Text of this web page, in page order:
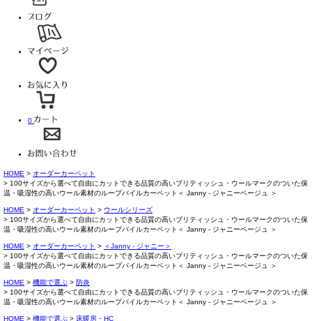
0
HOME
オーダーカーペット
100サイズから選べて自由にカットできる品質の高いブリティッシュ・ウールマークのついた保
温・吸湿性の高いウール素材のループパイルカーペット＜ Janny - ジャニーベージュ ＞
HOME オーダーカーペット
ウールシリーズ
100サイズから選べて自由にカットできる品質の高いブリティッシュ・ウールマークのついた保
温・吸湿性の高いウール素材のループパイルカーペット＜ Janny - ジャニーベージュ ＞
HOME オーダーカーペット
＜Janny - ジャニー＞
100サイズから選べて自由にカットできる品質の高いブリティッシュ・ウールマークのついた保
温・吸湿性の高いウール素材のループパイルカーペット＜ Janny - ジャニーベージュ ＞
HOME 機能で選ぶ
防炎
100サイズから選べて自由にカットできる品質の高いブリティッシュ・ウールマークのついた保
温・吸湿性の高いウール素材のループパイルカーペット＜ Janny - ジャニーベージュ ＞
HOME 機能で選ぶ 床暖房・HC